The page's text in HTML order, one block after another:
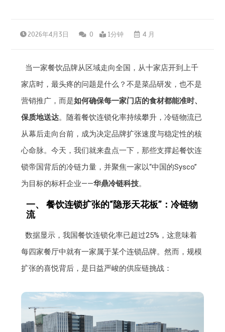
2026年4月3日 0 1分钟 4 月
当一家餐饮品牌从区域走向全国，从十家店开到上千
家店时，最头疼的问题是什么？不是菜品研发，也不是
营销推广，而是如何确保每一家门店的食材都能准时、
保质地送达。随着餐饮连锁化率持续攀升，冷链物流已
从幕后走向台前，成为决定品牌扩张速度与稳定性的核
心命脉。今天，我们就来盘点一下，那些支撑起餐饮连
锁帝国背后的冷链力量，并聚焦一家以“中国的Sysco”
为目标的标杆企业——华鼎冷链科技。
一、 餐饮连锁扩张的“隐形天花板”：冷链物
流
数据显示，我国餐饮连锁化率已超过25%，这意味着
每四家餐厅中就有一家属于某个连锁品牌。然而，规模
扩张的喜悦背后，是日益严峻的供应链挑战：